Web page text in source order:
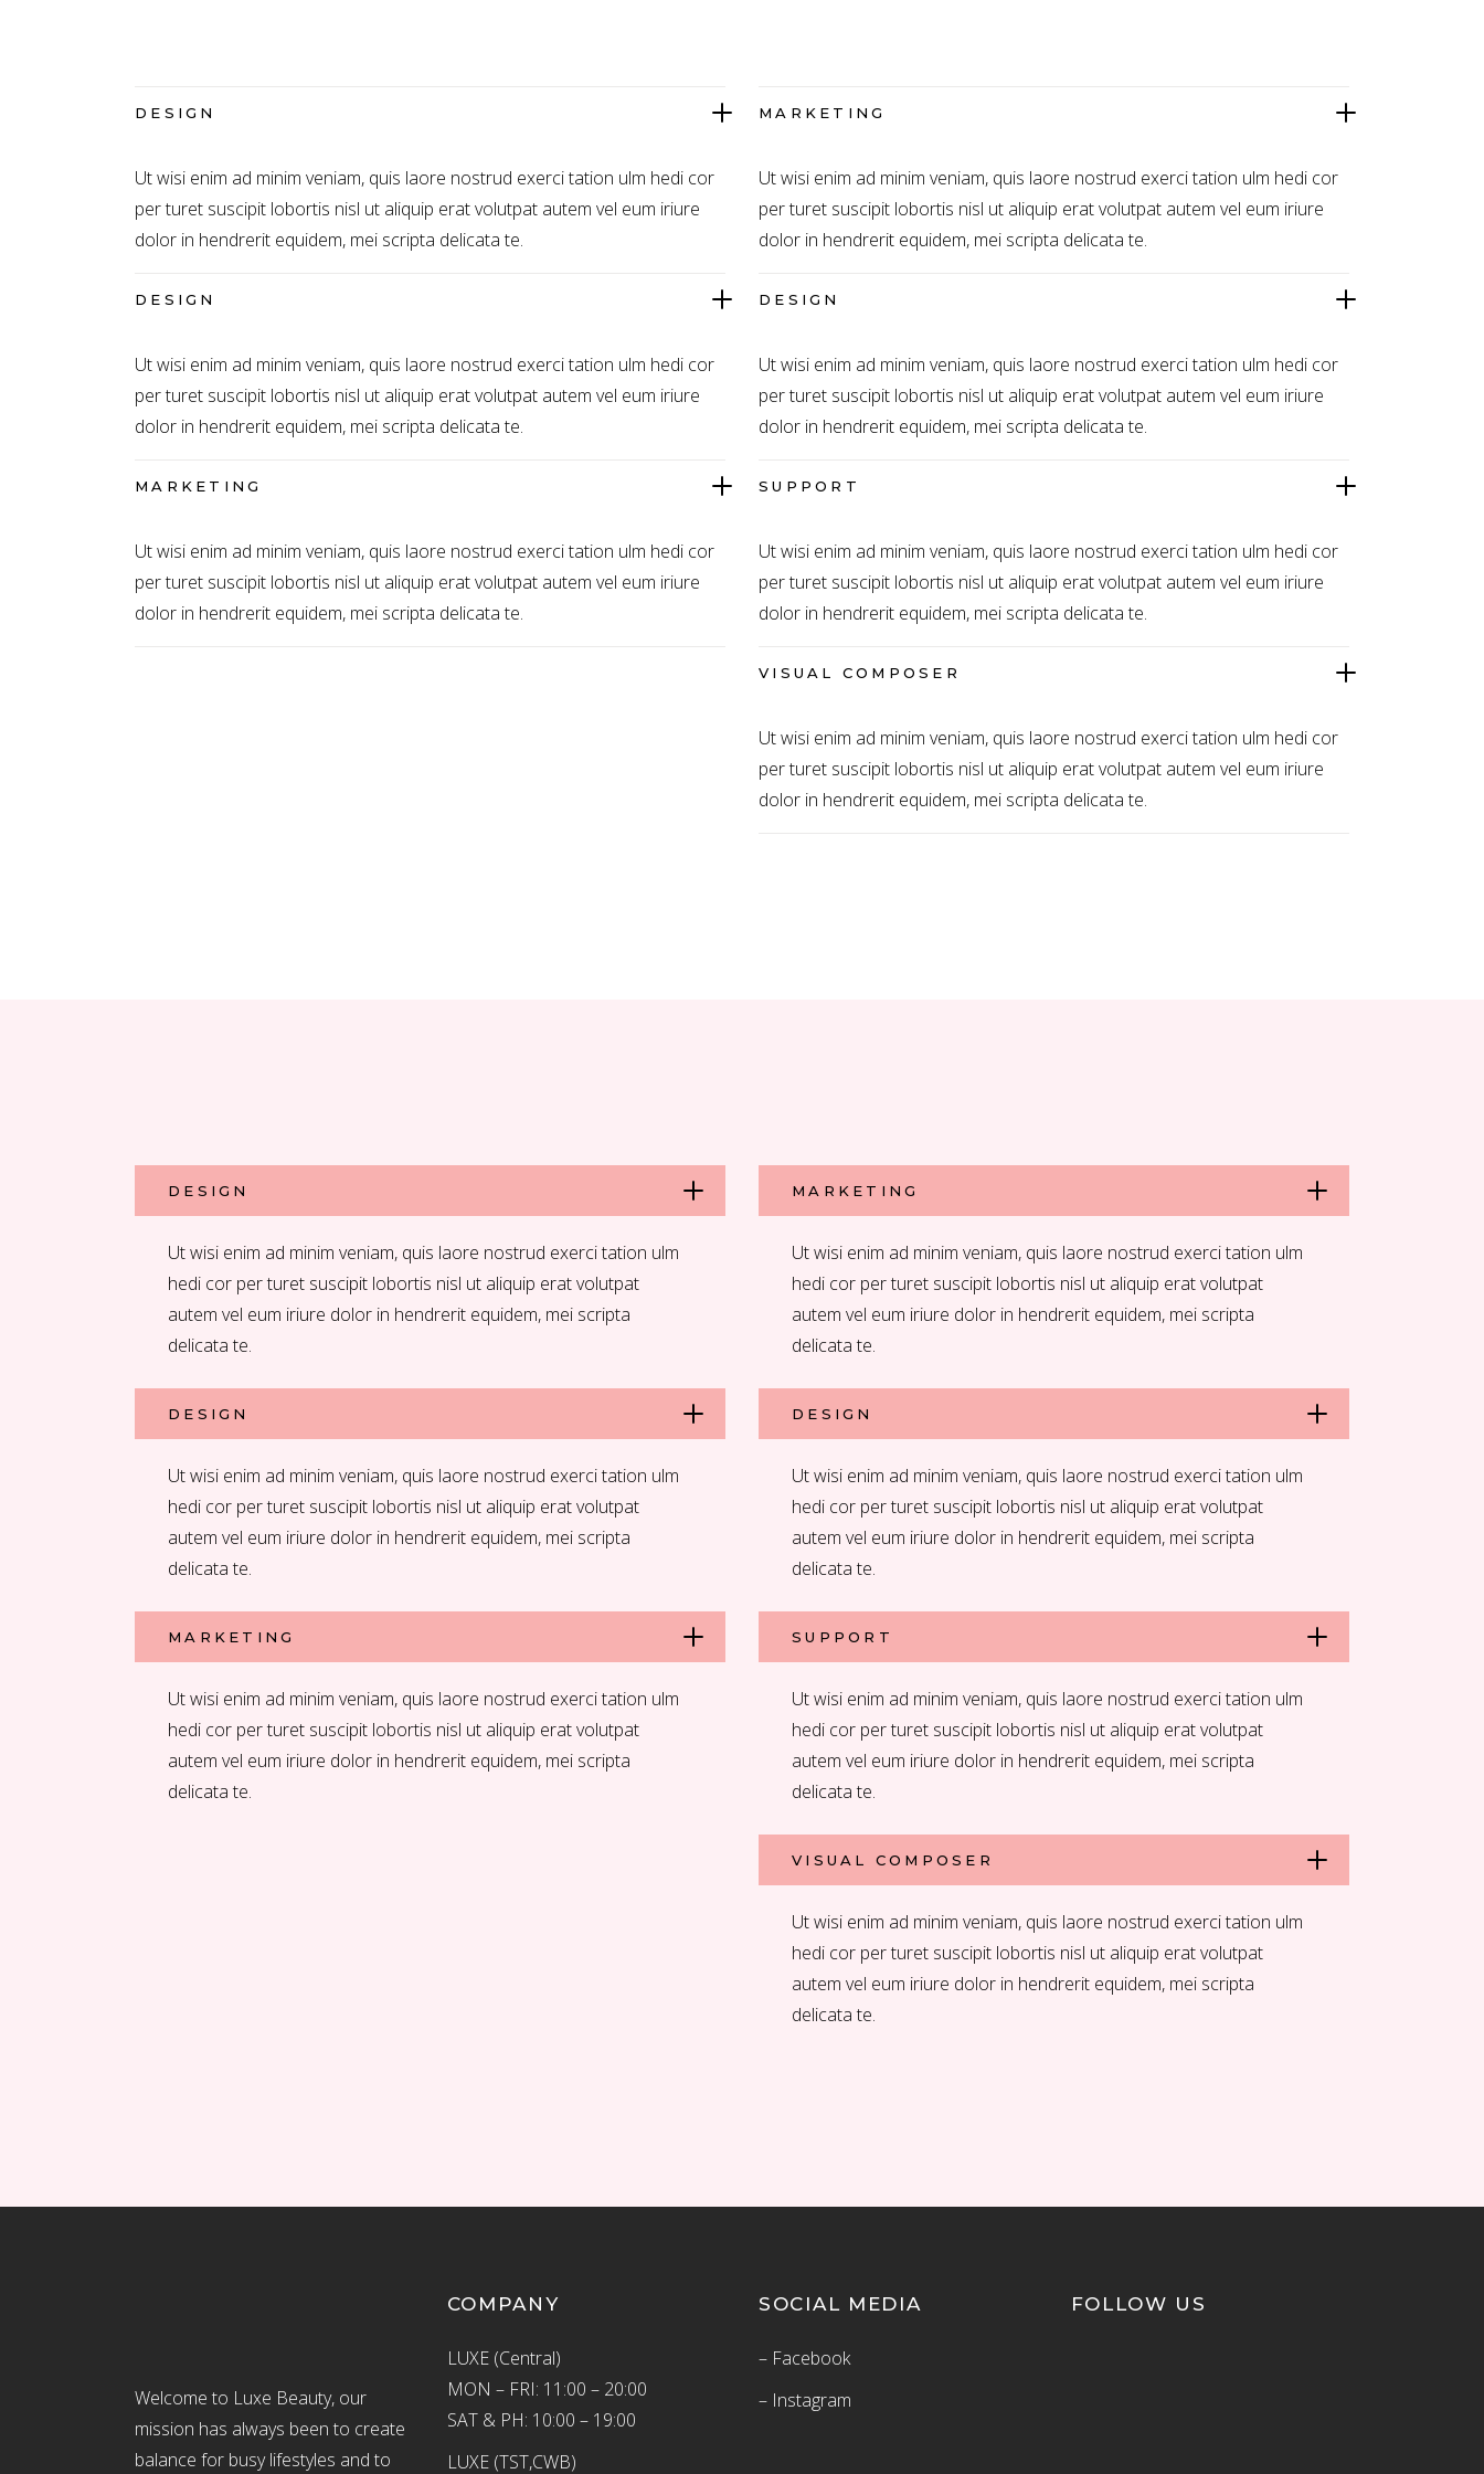
DESIGN
Ut wisi enim ad minim veniam, quis laore nostrud exerci tation ulm hedi cor
per turet suscipit lobortis nisl ut aliquip erat volutpat autem vel eum iriure
dolor in hendrerit equidem, mei scripta delicata te.
DESIGN
Ut wisi enim ad minim veniam, quis laore nostrud exerci tation ulm hedi cor
per turet suscipit lobortis nisl ut aliquip erat volutpat autem vel eum iriure
dolor in hendrerit equidem, mei scripta delicata te.
MARKETING
Ut wisi enim ad minim veniam, quis laore nostrud exerci tation ulm hedi cor
per turet suscipit lobortis nisl ut aliquip erat volutpat autem vel eum iriure
dolor in hendrerit equidem, mei scripta delicata te.
MARKETING
Ut wisi enim ad minim veniam, quis laore nostrud exerci tation ulm hedi cor
per turet suscipit lobortis nisl ut aliquip erat volutpat autem vel eum iriure
dolor in hendrerit equidem, mei scripta delicata te.
DESIGN
Ut wisi enim ad minim veniam, quis laore nostrud exerci tation ulm hedi cor
per turet suscipit lobortis nisl ut aliquip erat volutpat autem vel eum iriure
dolor in hendrerit equidem, mei scripta delicata te.
SUPPORT
Ut wisi enim ad minim veniam, quis laore nostrud exerci tation ulm hedi cor
per turet suscipit lobortis nisl ut aliquip erat volutpat autem vel eum iriure
dolor in hendrerit equidem, mei scripta delicata te.
VISUAL COMPOSER
Ut wisi enim ad minim veniam, quis laore nostrud exerci tation ulm hedi cor
per turet suscipit lobortis nisl ut aliquip erat volutpat autem vel eum iriure
dolor in hendrerit equidem, mei scripta delicata te.
DESIGN
Ut wisi enim ad minim veniam, quis laore nostrud exerci tation ulm
hedi cor per turet suscipit lobortis nisl ut aliquip erat volutpat
autem vel eum iriure dolor in hendrerit equidem, mei scripta
delicata te.
DESIGN
Ut wisi enim ad minim veniam, quis laore nostrud exerci tation ulm
hedi cor per turet suscipit lobortis nisl ut aliquip erat volutpat
autem vel eum iriure dolor in hendrerit equidem, mei scripta
delicata te.
MARKETING
Ut wisi enim ad minim veniam, quis laore nostrud exerci tation ulm
hedi cor per turet suscipit lobortis nisl ut aliquip erat volutpat
autem vel eum iriure dolor in hendrerit equidem, mei scripta
delicata te.
MARKETING
Ut wisi enim ad minim veniam, quis laore nostrud exerci tation ulm
hedi cor per turet suscipit lobortis nisl ut aliquip erat volutpat
autem vel eum iriure dolor in hendrerit equidem, mei scripta
delicata te.
DESIGN
Ut wisi enim ad minim veniam, quis laore nostrud exerci tation ulm
hedi cor per turet suscipit lobortis nisl ut aliquip erat volutpat
autem vel eum iriure dolor in hendrerit equidem, mei scripta
delicata te.
SUPPORT
Ut wisi enim ad minim veniam, quis laore nostrud exerci tation ulm
hedi cor per turet suscipit lobortis nisl ut aliquip erat volutpat
autem vel eum iriure dolor in hendrerit equidem, mei scripta
delicata te.
VISUAL COMPOSER
Ut wisi enim ad minim veniam, quis laore nostrud exerci tation ulm
hedi cor per turet suscipit lobortis nisl ut aliquip erat volutpat
autem vel eum iriure dolor in hendrerit equidem, mei scripta
delicata te.
Welcome to Luxe Beauty, our
mission has always been to create
balance for busy lifestyles and to
COMPANY
LUXE (Central)
MON – FRI: 11:00 – 20:00
SAT & PH: 10:00 – 19:00
LUXE (TST,CWB)
SOCIAL MEDIA
– Facebook
– Instagram
FOLLOW US